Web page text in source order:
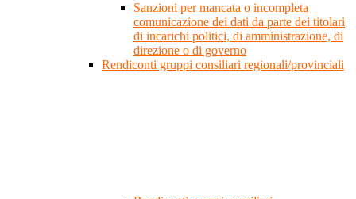
Sanzioni per mancata o incompleta
comunicazione dei dati da parte dei titolari
di incarichi politici, di amministrazione, di
direzione o di governo
Rendiconti gruppi consiliari regionali/provinciali